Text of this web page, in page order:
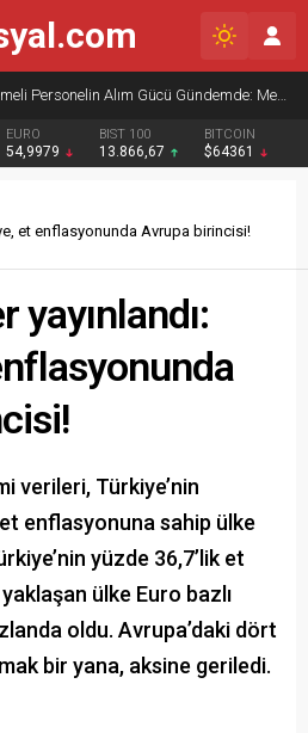
Memur ve Sözleşmeli Personelin Alım Gücü Gündemde: Memur-Sen’den Reform Çağrısı
EURO
54,9979
BIST 100
13.866,67
BITCOIN
$64361
et enflasyonunda Avrupa birincisi!
yayınlandı:
verileri, Türkiye’nin
enflasyonuna sahip ülke
yüzde 36,7’lik et
ülke Euro bazlı
oldu. Avrupa’daki dört
bir yana, aksine geriledi.